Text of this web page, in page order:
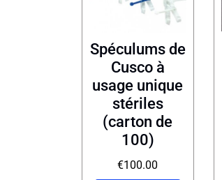
Spéculums de
Cusco à
usage unique
stériles
(carton de
100)
€100.00